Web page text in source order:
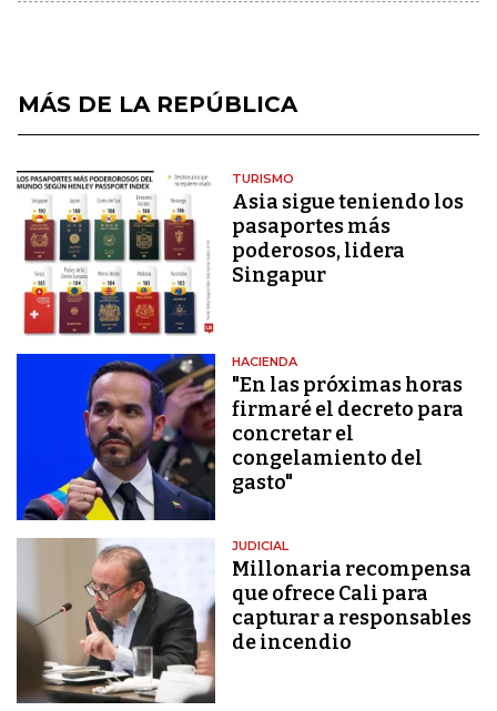
MÁS DE LA REPÚBLICA
TURISMO
Asia sigue teniendo los
pasaportes más
poderosos, lidera
Singapur
HACIENDA
"En las próximas horas
firmaré el decreto para
concretar el
congelamiento del
gasto"
JUDICIAL
Millonaria recompensa
que ofrece Cali para
capturar a responsables
de incendio